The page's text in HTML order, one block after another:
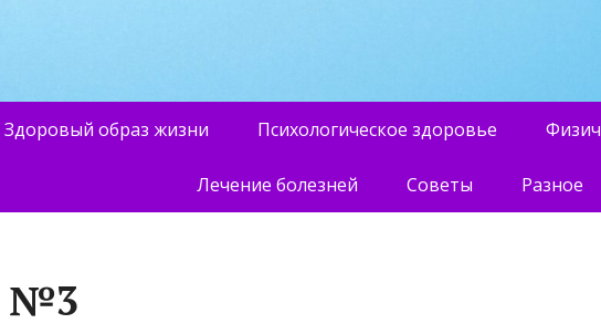
Здоровый образ жизни Психологическое здоровье
Лечение болезней Советы Разное
№3